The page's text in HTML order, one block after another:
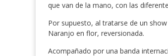
que van de la mano, con las
Por supuesto, al tratarse de un
Naranjo en flor, reversionada.
Acompañado por una banda